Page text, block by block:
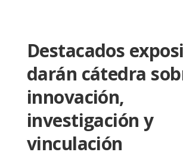
Destacados
darán cátedra
innovación,
investigación y
vinculación